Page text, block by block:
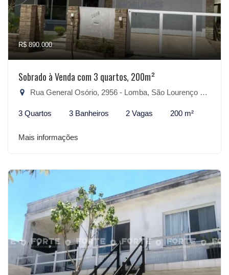
R$ 890.000
Sobrado à Venda com 3 quartos, 200m²
Rua General Osório, 2956 - Lomba, São Lourenço do Sul-RS
3 Quartos 3 Banheiros 2 Vagas 200 m²
Mais informações